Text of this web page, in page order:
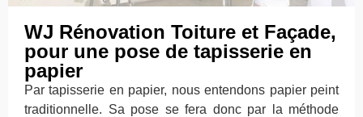
WJ Rénovation Toiture et Façade,
pour une pose de tapisserie en
papier
Par tapisserie en papier, nous entendons papier peint
traditionnelle. Sa pose se fera donc par la méthode